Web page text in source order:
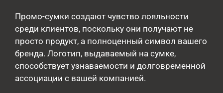
Промо-сумки создают чувство лояльности
среди клиентов, поскольку они получают не
просто продукт, а полноценный символ вашего
бренда. Логотип, выдаваемый на сумке,
способствует узнаваемости и долговременной
ассоциации с вашей компанией.